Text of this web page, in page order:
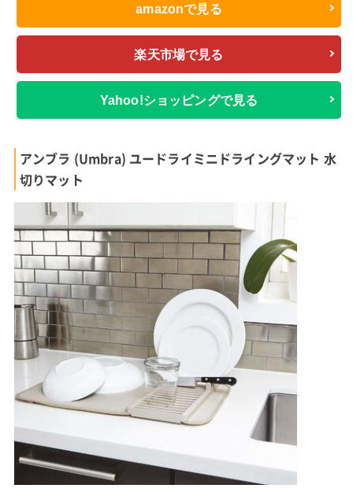
amazonで見る
楽天市場で見る
Yahoo!ショッピングで見る
アンブラ (Umbra) ユードライミニドライングマット 水
切りマット